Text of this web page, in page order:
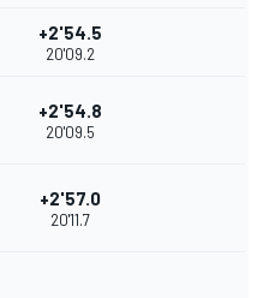
+2'54.5
20'09.2
+2'54.8
20'09.5
+2'57.0
20'11.7